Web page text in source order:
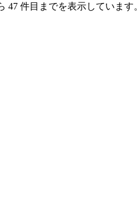
47 件目までを表示しています。